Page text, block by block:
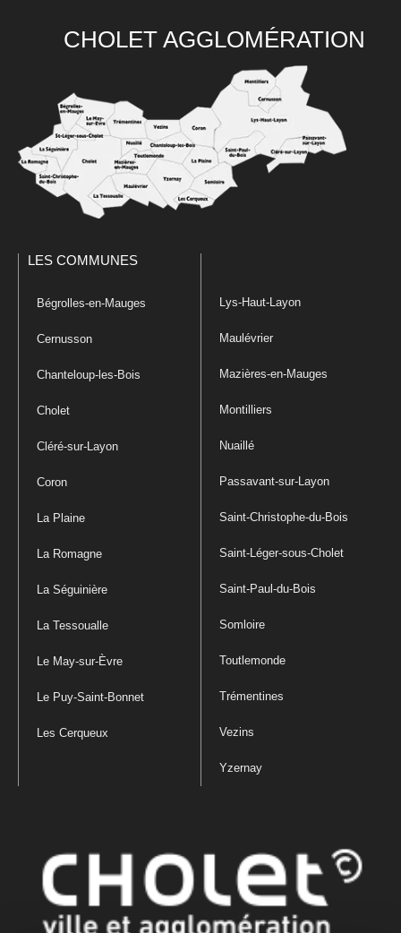
CHOLET AGGLOMÉRATION
LES COMMUNES
Bégrolles-en-Mauges
Cernusson
Chanteloup-les-Bois
Cholet
Cléré-sur-Layon
Coron
La Plaine
La Romagne
La Séguinière
La Tessoualle
Le May-sur-Èvre
Le Puy-Saint-Bonnet
Les Cerqueux
Lys-Haut-Layon
Maulévrier
Mazières-en-Mauges
Montilliers
Nuaillé
Passavant-sur-Layon
Saint-Christophe-du-Bois
Saint-Léger-sous-Cholet
Saint-Paul-du-Bois
Somloire
Toutlemonde
Trémentines
Vezins
Yzernay